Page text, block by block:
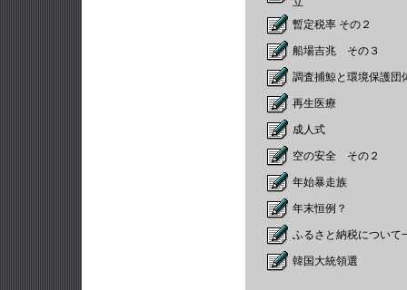
暫定税率 その２
船場吉兆 その３
調査捕鯨と環境保護団
再生医療
成人式
空の安全 その２
年始暴走族
年末恒例？
ふるさと納税について
韓国大統領選